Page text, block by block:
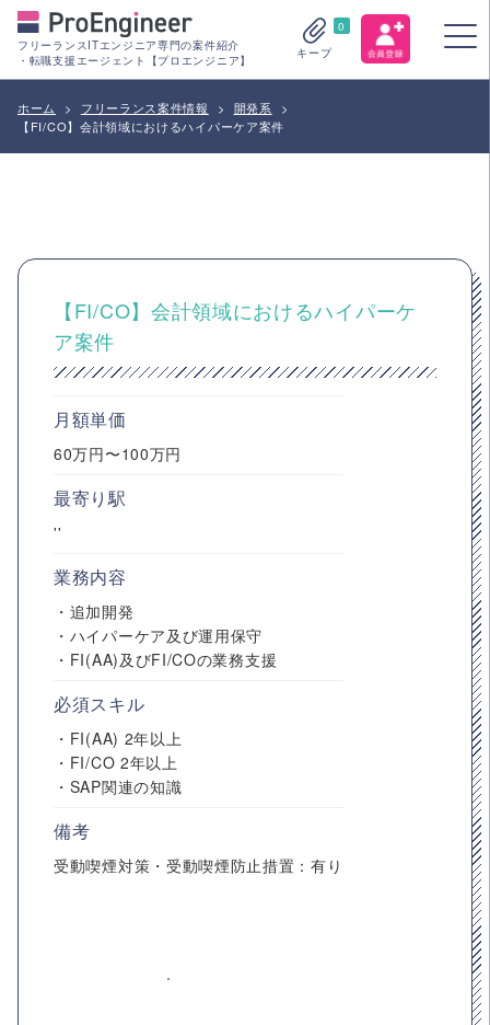
フリーランスITエンジニア専門の案件紹介
・転職支援エージェント【プロエンジニア】
0
キープ
ホーム > フリーランス案件情報 > 開発系
>
【FI/CO】会計領域におけるハイパーケア案件
【FI/CO】会計領域におけるハイパーケ
ア案件
月額単価
60万円〜100万円
最寄り駅
''
業務内容
・追加開発
・ハイパーケア及び運用保守
・FI(AA)及びFI/COの業務支援
必須スキル
・FI(AA) 2年以上
・FI/CO 2年以上
・SAP関連の知識
備考
受動喫煙対策・受動喫煙防止措置：有り